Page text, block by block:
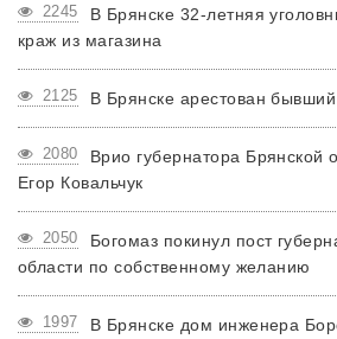
2245
В Брянске 32-летняя
краж из магазина
2125 В Брянске арестован
2080
Врио губернатора Брянской
Егор Ковальчук
2050
Богомаз покинул пост
области по собственному желанию
1997
В Брянске дом инженера